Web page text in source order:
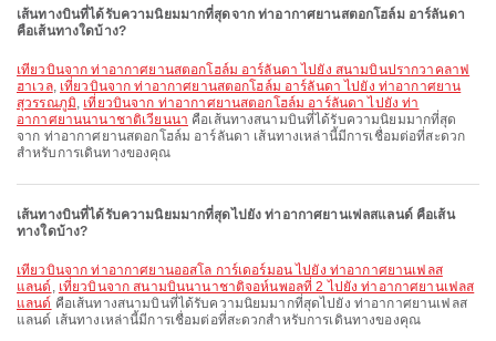
เส้นทางบินที่ได้รับความนิยมมากที่สุดจาก ท่าอากาศยานสตอกโฮล์ม อาร์ลันดา
คือเส้นทางใดบ้าง?
เที่ยวบินจาก ท่าอากาศยานสตอกโฮล์ม อาร์ลันดา ไปยัง สนามบินปรากวาคลาฟ
ฮาเวล, เที่ยวบินจาก ท่าอากาศยานสตอกโฮล์ม อาร์ลันดา ไปยัง ท่าอากาศยาน
สุวรรณภูมิ, เที่ยวบินจาก ท่าอากาศยานสตอกโฮล์ม อาร์ลันดา ไปยัง ท่า
อากาศยานนานาชาติเวียนนา คือเส้นทางสนามบินที่ได้รับความนิยมมากที่สุด
จาก ท่าอากาศยานสตอกโฮล์ม อาร์ลันดา เส้นทางเหล่านี้มีการเชื่อมต่อที่สะดวก
สำหรับการเดินทางของคุณ
เส้นทางบินที่ได้รับความนิยมมากที่สุดไปยัง ท่าอากาศยานเฟลสแลนด์ คือเส้น
ทางใดบ้าง?
เที่ยวบินจาก ท่าอากาศยานออสโล การ์เดอร์มอน ไปยัง ท่าอากาศยานเฟลส
แลนด์ , เที่ยวบินจาก สนามบินนานาชาติจอห์นพอลที่ 2 ไปยัง ท่าอากาศยานเฟลส
แลนด์ คือเส้นทางสนามบินที่ได้รับความนิยมมากที่สุดไปยัง ท่าอากาศยานเฟลส
แลนด์ เส้นทางเหล่านี้มีการเชื่อมต่อที่สะดวกสำหรับการเดินทางของคุณ